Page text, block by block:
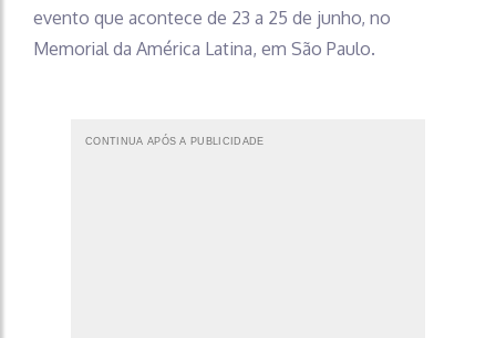
evento que acontece de 23 a 25 de junho, no
Memorial da América Latina, em São Paulo.
CONTINUA APÓS A PUBLICIDADE